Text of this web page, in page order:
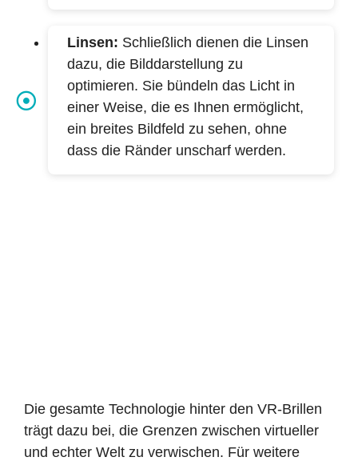
Linsen: Schließlich dienen die Linsen
dazu, die Bilddarstellung zu
optimieren. Sie bündeln das Licht in
einer Weise, die es Ihnen ermöglicht,
ein breites Bildfeld zu sehen, ohne
dass die Ränder unscharf werden.
Die gesamte Technologie hinter den VR-Brillen
trägt dazu bei, die Grenzen zwischen virtueller
und echter Welt zu verwischen. Für weitere